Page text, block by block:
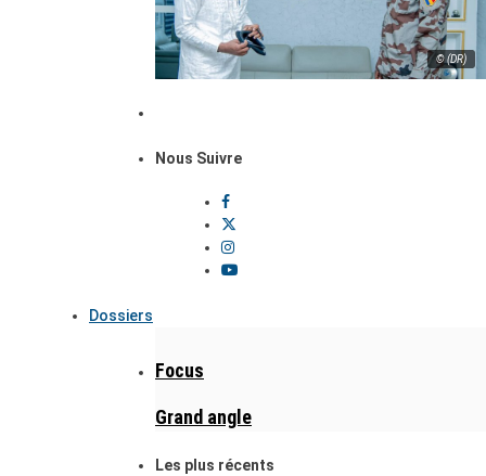
© (DR)
Nous Suivre
Dossiers
Focus
Grand angle
Les plus récents